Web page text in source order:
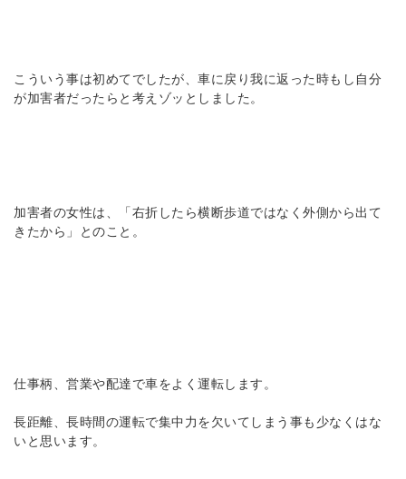
こういう事は初めてでしたが、車に戻り我に返った時もし自分
が加害者だったらと考えゾッとしました。
加害者の女性は、「右折したら横断歩道ではなく外側から出て
きたから」とのこと。
仕事柄、営業や配達で車をよく運転します。
長距離、長時間の運転で集中力を欠いてしまう事も少なくはな
いと思います。